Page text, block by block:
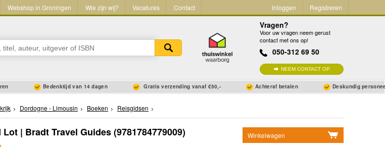
Webshop in Groningen Wie zijn wij? Vacatures Contact Inloggen Registreren
Vragen?
Voor uw vragen neem gerust
contact met ons op!
050-312 69 50
NEEM CONTACT OP
Bedenktijd van 14 dagen Gratis verzending vanaf €50,- Achteraf betalen Deskundig
Dordogne - Limousin Boeken Reisgidsen
Winkelwagen
| Bradt Travel Guides(9781784779009)